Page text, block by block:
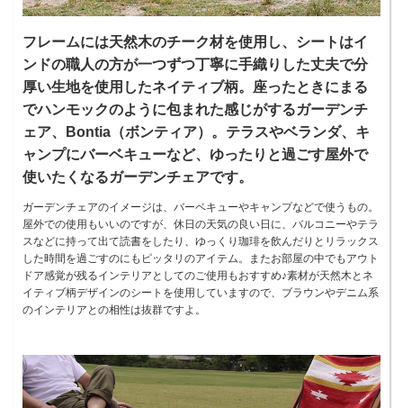
フレームには天然木のチーク材を使用し、シートはイ
ンドの職人の方が一つずつ丁寧に手織りした丈夫で分
厚い生地を使用したネイティブ柄。座ったときにまる
でハンモックのように包まれた感じがするガーデンチ
ェア、Bontia（ボンティア）。テラスやベランダ、キ
ャンプにバーベキューなど、ゆったりと過ごす屋外で
使いたくなるガーデンチェアです。
ガーデンチェアのイメージは、バーベキューやキャンプなどで使うもの。
屋外での使用もいいのですが、休日の天気の良い日に、バルコニーやテラ
スなどに持って出て読書をしたり、ゆっくり珈琲を飲んだりとリラックス
した時間を過ごすのにもピッタリのアイテム。またお部屋の中でもアウト
ドア感覚が残るインテリアとしてのご使用もおすすめ♪素材が天然木とネ
イティブ柄デザインのシートを使用していますので、ブラウンやデニム系
のインテリアとの相性は抜群ですよ。